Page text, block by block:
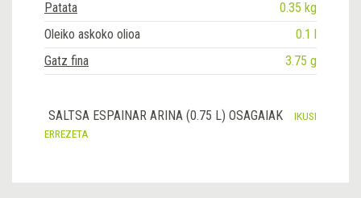
Patata
0.35 kg
Oleiko askoko olioa
0.1 l
Gatz fina
3.75 g
SALTSA ESPAINAR ARINA (0.75 L) OSAGAIAK
IKUSI
ERREZETA